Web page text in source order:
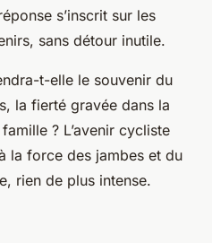
s’inscrit sur les
sans détour inutile.
t-elle le souvenir du
la fierté gravée dans la
? L’avenir cycliste
la force des jambes et du
rien de plus intense.